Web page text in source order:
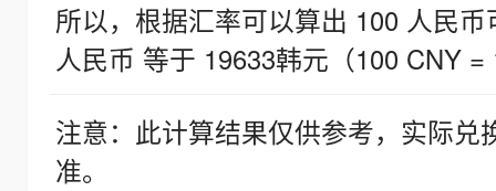
所以，根据汇率可以算出 100 人民
人民币 等于 19633韩元（100 CNY =
注意：此计算结果仅供参考，实际
准。